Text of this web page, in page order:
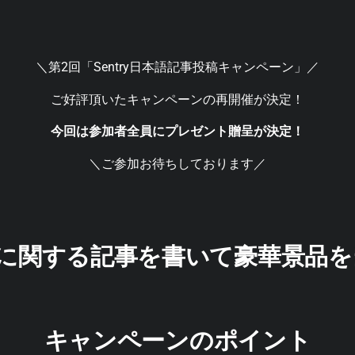
＼第2回「Sentry日本語記事投稿キャンペーン」／
ご好評頂いたキャンペーンの再開催が決定！
今回は参加者全員にプレゼント贈呈が決定！
＼ご参加お待ちしております／
関する記事を書いて豪華景品
キャンペーンのポイント